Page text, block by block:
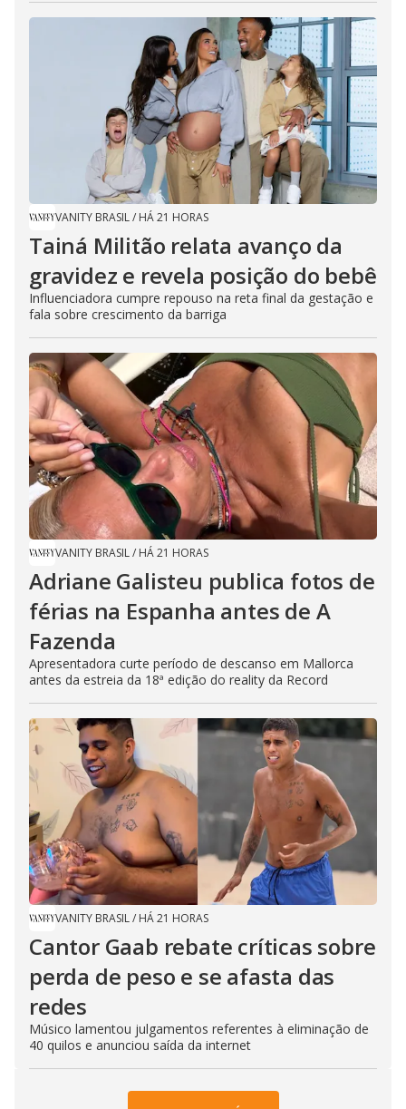
VANITY BRASIL/ HÁ 21 HORAS
Tainá Militão relata avanço da
gravidez e revela posição do bebê
Influenciadora cumpre repouso na reta final da gestação e
fala sobre crescimento da barriga
VANITY BRASIL/ HÁ 21 HORAS
Adriane Galisteu publica fotos de
férias na Espanha antes de A
Fazenda
Apresentadora curte período de descanso em Mallorca
antes da estreia da 18ª edição do reality da Record
VANITY BRASIL/ HÁ 21 HORAS
Cantor Gaab rebate críticas sobre
perda de peso e se afasta das
redes
Músico lamentou julgamentos referentes à eliminação de
40 quilos e anunciou saída da internet